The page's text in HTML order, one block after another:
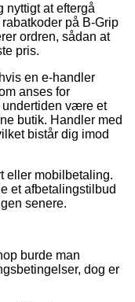
nyttigt at eftergå
på B-Grip
ordren, sådan at
pris.
en e-handler
anses for
undertiden være et
butik. Handler med
bistår dig imod
eller mobilbetaling.
et afbetalingstilbud
senere.
burde man
dog er